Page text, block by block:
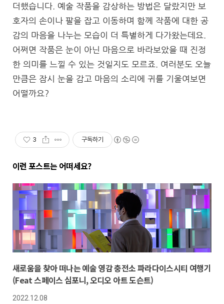
더했습니다. 예술 작품을 감상하는 방법은 달랐지만 보
호자의 손이나 팔을 잡고 이동하며 함께 작품에 대한 공
감의 마음을 나누는 모습이 더 특별하게 다가왔는데요.
어쩌면 작품은 눈이 아닌 마음으로 바라보았을 때 진정
한 의미를 느낄 수 있는 것일지도 모르죠. 여러분도 오늘
만큼은 잠시 눈을 감고 마음의 소리에 귀를 기울여보면
어떨까요?
3 구독하기
이런 포스트는 어떠세요?
새로움을 찾아 떠나는 예술 영감 충전소 파라다이스시티 여행기
(Feat 스페이스 심포니, 오디오 아트 도슨트)
2022.12.08